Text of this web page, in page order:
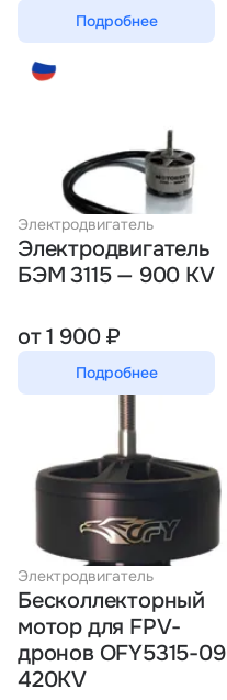
Подробнее
Электродвигатель
Электродвигатель
БЭМ 3115 — 900 KV
от 1 900 ₽
Подробнее
Электродвигатель
Бесколлекторный
мотор для FPV-
дронов OFY5315-09
420KV